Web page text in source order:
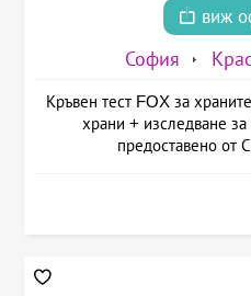
виж
София
Кръвен тест FOX за
храни + изследване
предоставено от